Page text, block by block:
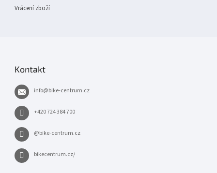
Vrácení zboží
Kontakt
info@bike-centrum.cz
+420 724 384 700
@bike-centrum.cz
bikecentrum.cz/